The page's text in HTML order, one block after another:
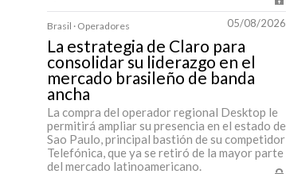
Brasil · Operadores 05/08/2026
La estrategia de Claro para
consolidar su liderazgo en el
mercado brasileño de banda
ancha
La compra del operador regional Desktop le
permitirá ampliar su presencia en el estado de
Sao Paulo, principal bastión de su competidor
Telefónica, que ya se retiró de la mayor parte
del mercado latinoamericano.